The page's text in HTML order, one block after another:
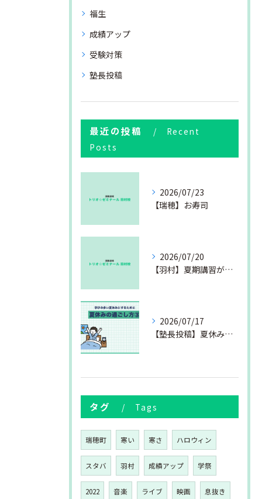
福生
成績アップ
受験対策
塾長投稿
最近の投稿
Recent
Posts
2026/07/23
【瑞穂】お寿司
2026/07/20
【羽村】夏期講習が始まりました
2026/07/17
【塾長投稿】夏休みの過ごし方③
タグ Tags
瑞穂町 寒い 寒さ ハロウィン
スタバ 羽村 成績アップ 学祭
2022 音楽 ライブ 映画 息抜き